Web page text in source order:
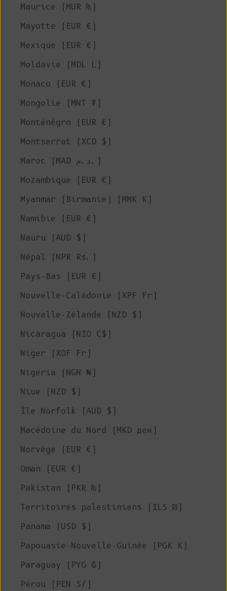
Maurice (MUR ₨)
Mayotte (EUR €)
Mexique (EUR €)
Moldavie (MDL L)
Monaco (EUR €)
Mongolie (MNT ₮)
Monténégro (EUR €)
Montserrat (XCD $)
Maroc (MAD د.م.)
Mozambique (EUR €)
Myanmar (Birmanie) (MMK K)
Namibie (EUR €)
Nauru (AUD $)
Népal (NPR Rs.)
Pays-Bas (EUR €)
Nouvelle-Calédonie (XPF Fr)
Nouvelle-Zélande (NZD $)
Nicaragua (NIO C$)
Niger (XOF Fr)
Nigeria (NGN ₦)
Niue (NZD $)
Île Norfolk (AUD $)
Macédoine du Nord (MKD ден)
Norvège (EUR €)
Oman (EUR €)
Pakistan (PKR ₨)
Territoires palestiniens (ILS ₪)
Panama (USD $)
Papouasie-Nouvelle-Guinée (PGK K)
Paraguay (PYG ₲)
Pérou (PEN S/)